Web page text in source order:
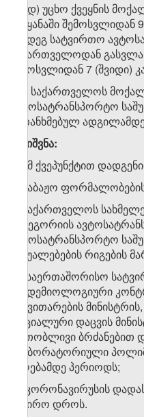
გ.ა.დ) უცხო ქვეყნის
ქვეყანაში
შემდეგ სატვირთო
საქართველოდან
შემოსვლიდან 7
გ.ბ) საქართველოს
ავტოსატრანსპორტო
შეთანხმებულ
შენიშვნა:
1. ამ ქვეპუნქტით
ა) საბაჟო
ბ) საქართველოს
კატეგორიის
ავტოსატრანსპორტო
საშუალებების
გ) „საერთაშორისო
ეპიდემიოლოგიური
განვითარების
სოციალური დაცვის
ერთობლივი ბრძანებით
ლაბორატორიული
მიღებამდე პერიოდს;
დ) კორონავირუსის
საჭირო დროს.